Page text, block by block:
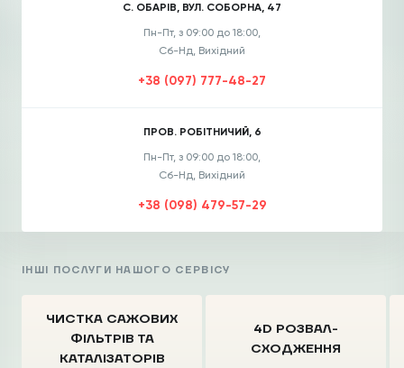
С. ОБАРІВ, ВУЛ. СОБОРНА, 47
Пн-Пт, з 09:00 до 18:00,
Сб-Нд, Вихідний
+38 (097) 777-48-27
ПРОВ. РОБІТНИЧИЙ, 6
Пн-Пт, з 09:00 до 18:00,
Сб-Нд, Вихідний
+38 (098) 479-57-29
ІНШІ ПОСЛУГИ НАШОГО СЕРВІСУ
ЧИСТКА CАЖОВИХ
ФІЛЬТРІВ ТА
КАТАЛІЗАТОРІВ
4D РОЗВАЛ-
СХОДЖЕННЯ